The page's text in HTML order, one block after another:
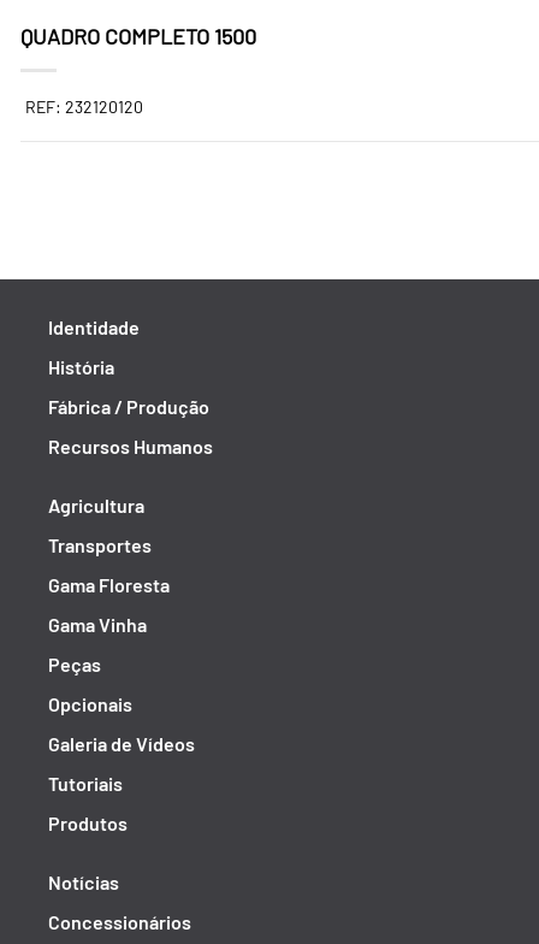
QUADRO COMPLETO 1500
REF: 232120120
Identidade
História
Fábrica / Produção
Recursos Humanos
Agricultura
Transportes
Gama Floresta
Gama Vinha
Peças
Opcionais
Galeria de Vídeos
Tutoriais
Produtos
Notícias
Concessionários